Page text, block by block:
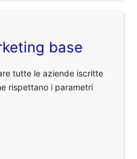
base
tutte le aziende iscritte
rispettano i parametri